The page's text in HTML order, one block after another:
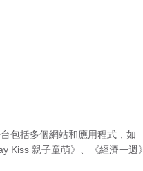
包括多個網站和應用程式，如
Kiss 親子童萌》 《經濟一週》